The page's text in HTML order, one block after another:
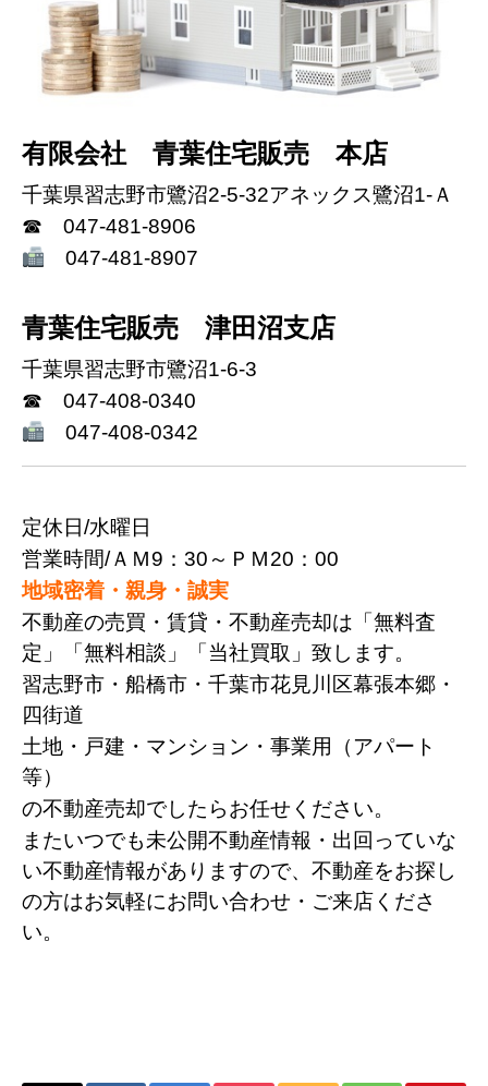
有限会社 青葉住宅販売 本店
千葉県習志野市鷺沼2-5-32アネックス鷺沼1-Ａ
☎ 047-481-8906
047-481-8907
青葉住宅販売 津田沼支店
千葉県習志野市鷺沼1-6-3
☎ 047-408-0340
047-408-0342
定休日/水曜日
営業時間/ＡＭ9：30～ＰＭ20：00
地域密着・親身・誠実
不動産の売買・賃貸・不動産売却は「無料査
定」「無料相談」「当社買取」致します。
習志野市・船橋市・千葉市花見川区幕張本郷・
四街道
土地・戸建・マンション・事業用（アパート
等）
の不動産売却でしたらお任せください。
またいつでも未公開不動産情報・出回っていな
い不動産情報がありますので、不動産をお探し
の方はお気軽にお問い合わせ・ご来店くださ
い。